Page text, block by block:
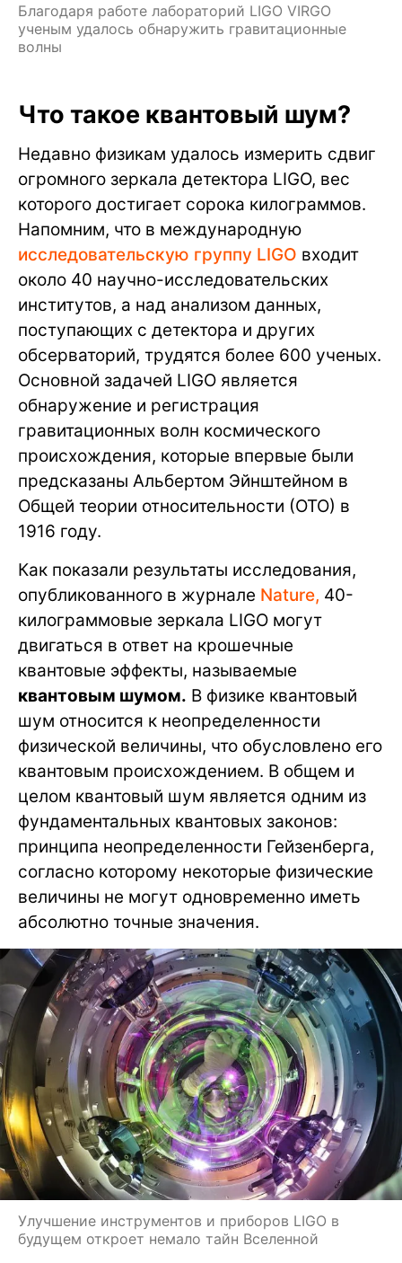
Благодаря работе лабораторий LIGO VIRGO
ученым удалось обнаружить гравитационные
волны
Что такое квантовый шум?
Недавно физикам удалось измерить сдвиг
огромного зеркала детектора LIGO, вес
которого достигает сорока килограммов.
Напомним, что в международную
исследовательскую группу LIGO входит
около 40 научно-исследовательских
институтов, а над анализом данных,
поступающих с детектора и других
обсерваторий, трудятся более 600 ученых.
Основной задачей LIGO является
обнаружение и регистрация
гравитационных волн космического
происхождения, которые впервые были
предсказаны Альбертом Эйнштейном в
Общей теории относительности (ОТО) в
1916 году.
Как показали результаты исследования,
опубликованного в журнале Nature, 40-
килограммовые зеркала LIGO могут
двигаться в ответ на крошечные
квантовые эффекты, называемые
квантовым шумом. В физике квантовый
шум относится к неопределенности
физической величины, что обусловлено его
квантовым происхождением. В общем и
целом квантовый шум является одним из
фундаментальных квантовых законов:
принципа неопределенности Гейзенберга,
согласно которому некоторые физические
величины не могут одновременно иметь
абсолютно точные значения.
Улучшение инструментов и приборов LIGO в
будущем откроет немало тайн Вселенной